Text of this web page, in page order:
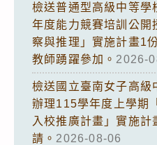
檢送普通型高級中等學
年度能力競賽培訓公開
察與推理」實施計畫1
教師踴躍參加。 2026-
檢送國立臺南女子高級
辦理115學年度上學期
入校推廣計畫」實施
請。 2026-08-06